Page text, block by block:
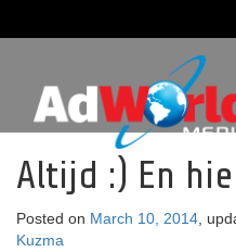
Altijd :) En
Posted on March 10, 2014 ,
Kuzma